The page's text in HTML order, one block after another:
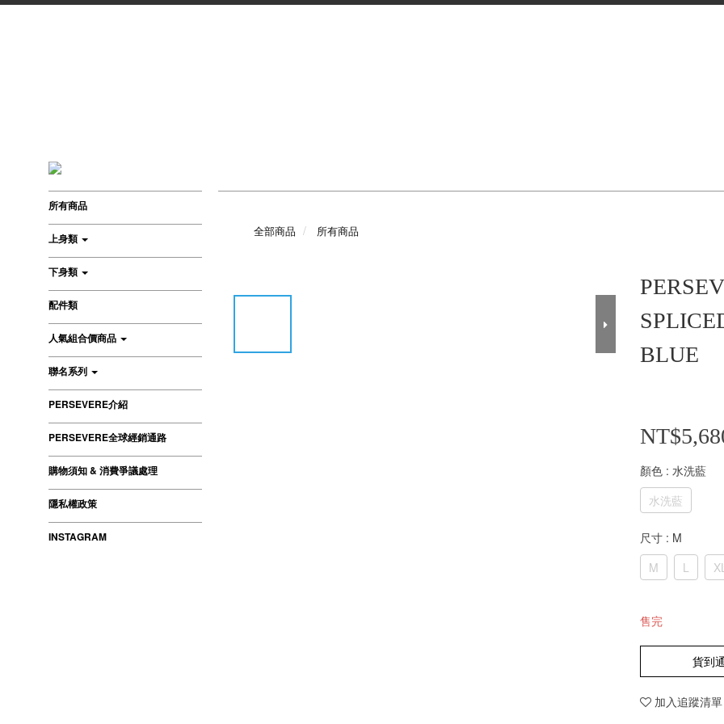
所有商品
上身類
下身類
配件類
人氣組合價商品
聯名系列
PERSEVERE介紹
PERSEVERE全球經銷通路
購物須知 & 消費爭議處理
隱私權政策
INSTAGRAM
全部商品 所有商品
BLUE
顏色 : 水洗藍
水洗藍
尺寸 : M
M
L
售完
貨到
加入追蹤清單